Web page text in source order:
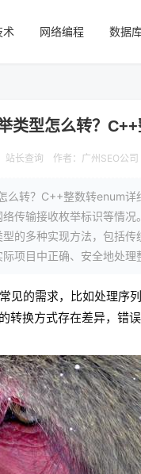
术 网络编程 数据
类型怎么转？
站长查询 作者：广州SEO公司
转？C++整数转enum
传输接收枚举标识等情
的多种实现方法，包括
项目中正确、安全地处
见的需求，比如处理序
转换方式存在差异，错